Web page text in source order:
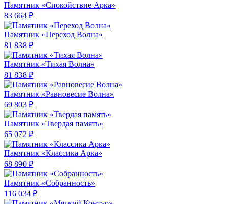
Памятник «Спокойствие Арка»
83 664 ₽
Памятник «Переход Волна»
81 838 ₽
Памятник «Тихая Волна»
81 838 ₽
Памятник «Равновесие Волна»
69 803 ₽
Памятник «Твердая память»
65 072 ₽
Памятник «Классика Арка»
68 890 ₽
Памятник «Собранность»
116 034 ₽